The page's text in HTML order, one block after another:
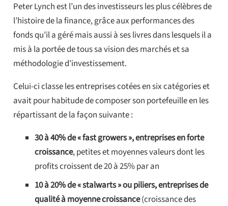
Peter Lynch est l’un des investisseurs les plus célèbres de
l’histoire de la finance, grâce aux performances des
fonds qu’il a géré mais aussi à ses livres dans lesquels il a
mis à la portée de tous sa vision des marchés et sa
méthodologie d’investissement.
Celui-ci classe les entreprises cotées en six catégories et
avait pour habitude de composer son portefeuille en les
répartissant de la façon suivante :
30 à 40% de « fast growers », entreprises en forte
croissance, petites et moyennes valeurs dont les
profits croissent de 20 à 25% par an
10 à 20% de « stalwarts » ou piliers, entreprises de
qualité à moyenne croissance(croissance des